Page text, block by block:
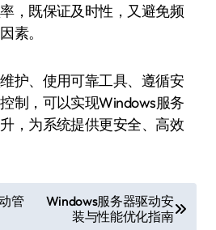
，既保证及时性，又避免频
素。
护、使用可靠工具、遵循安
制，可以实现Windows服务
，为系统提供更安全、高效
管
Windows服务器驱动安
装与性能优化指南